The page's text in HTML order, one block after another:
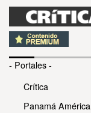
- Portales -
Crítica
Panamá América